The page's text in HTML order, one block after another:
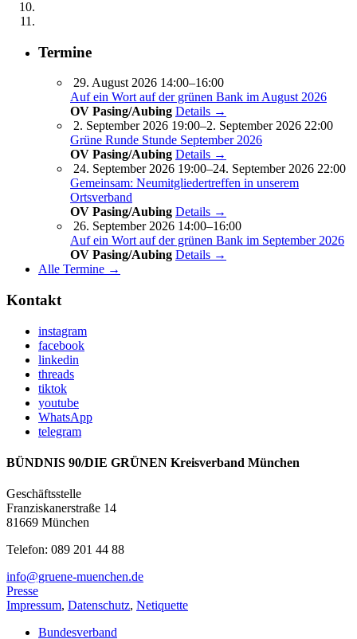
Termine
29. August 2026 14:00–16:00
Auf ein Wort auf der grünen Bank im August 2026
OV Pasing/Aubing Details →
2. September 2026 19:00–2. September 2026 22:00
Grüne Runde Stunde September 2026
OV Pasing/Aubing Details →
24. September 2026 19:00–24. September 2026 22:00
Gemeinsam: Neumitgliedertreffen in unserem
Ortsverband
OV Pasing/Aubing Details →
26. September 2026 14:00–16:00
Auf ein Wort auf der grünen Bank im September 2026
OV Pasing/Aubing Details →
Alle Termine →
Kontakt
instagram
facebook
linkedin
threads
tiktok
youtube
WhatsApp
telegram
BÜNDNIS 90/DIE GRÜNEN Kreisverband München
Geschäftsstelle
Franziskanerstraße 14
81669 München
Telefon: 089 201 44 88
info@gruene-muenchen.de
Presse
Impressum, Datenschutz, Netiquette
Bundesverband